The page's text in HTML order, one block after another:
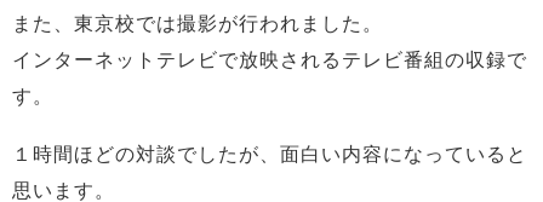
また、東京校では撮影が行われました。
インターネットテレビで放映されるテレビ番組の収録で
す。
１時間ほどの対談でしたが、面白い内容になっていると
思います。